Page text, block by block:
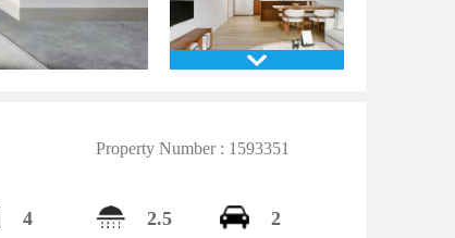
Property Number : 1593351
4 2.5 2